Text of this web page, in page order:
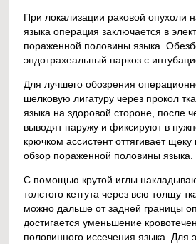
При локализации раковой опухоли
языка операция заключается в
пораженной половины языка.
эндотрахеальный наркоз с
Для лучшего обозрения
шелковую лигатуру через прокол
языка на здоровой стороне, после
выводят наружу и фиксируют в
крючком ассистент оттягивает
обзор пораженной половины языка.
С помощью крутой иглы
толстого кетгута через всю толщу
можно дальше от задней границы
достигается уменьшение
половинного иссечения языка. Для